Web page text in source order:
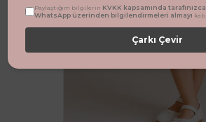
Paylaştığım bilgilerin KVKK kapsamında
WhatsApp üzerinden bilgilendirmeleri almayı
Çarkı Çevir